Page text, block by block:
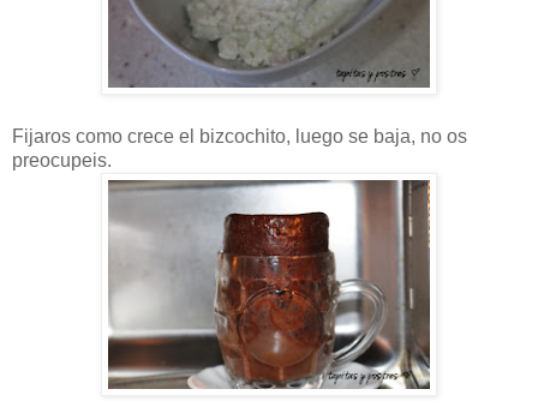
Fijaros como crece el bizcochito, luego se baja, no os
preocupeis.